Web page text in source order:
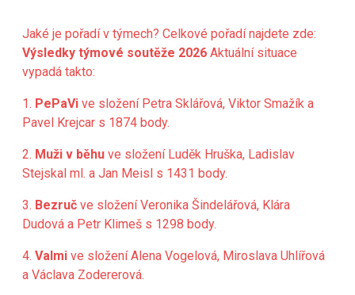
Jaké je pořadí v týmech? Celkové pořadí najdete zde:
Výsledky týmové soutěže 2026 Aktuální situace
vypadá takto:
1. PePaVi ve složení Petra Sklářová, Viktor Smažík a
Pavel Krejcar s 1874 body.
2. Muži v běhu ve složení Luděk Hruška, Ladislav
Stejskal ml. a Jan Meisl s 1431 body.
3. Bezruč ve složení Veronika Šindelářová, Klára
Dudová a Petr Klimeš s 1298 body.
4. Valmi ve složení Alena Vogelová, Miroslava Uhlířová
a Václava Zodererová.